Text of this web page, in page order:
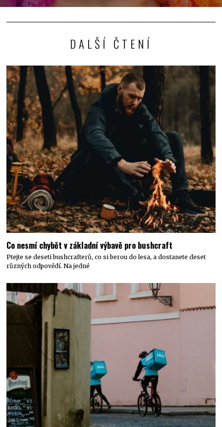
DALŠÍ ČTENÍ
Co nesmí chybět v základní výbavě pro bushcraft
Ptejte se deseti bushcrafterů, co si berou do lesa, a dostanete deset
různých odpovědí. Na jedné